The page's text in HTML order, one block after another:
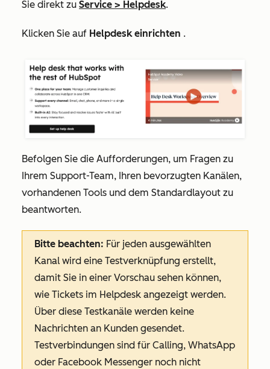
Sie direkt zu Service > Helpdesk.
Klicken Sie auf Helpdesk einrichten .
Befolgen Sie die Aufforderungen, um Fragen zu
Ihrem Support-Team, Ihren bevorzugten Kanälen,
vorhandenen Tools und dem Standardlayout zu
beantworten.
Bitte beachten: Für jeden ausgewählten
Kanal wird eine Testverknüpfung erstellt,
damit Sie in einer Vorschau sehen können,
wie Tickets im Helpdesk angezeigt werden.
Über diese Testkanäle werden keine
Nachrichten an Kunden gesendet.
Testverbindungen sind für Calling, WhatsApp
oder Facebook Messenger noch nicht